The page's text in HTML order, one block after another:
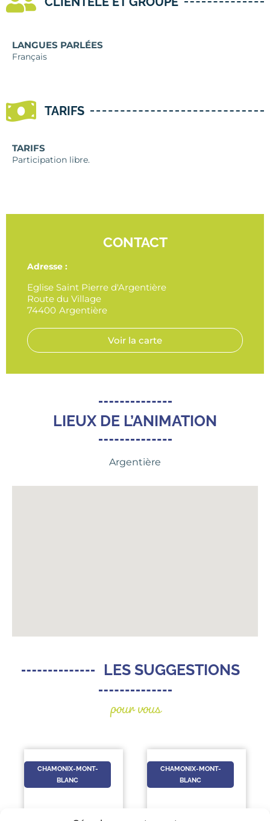
CONTACT
Adresse :
Eglise Saint Pierre d'Argentière
Route du Village
74400 Argentière
Voir la carte
LANGUES PARLÉES
Français
TARIFS
TARIFS
Participation libre.
LIEUX DE L’ANIMATION
Argentière
LES SUGGESTIONS
pour vous
CHAMONIX-MONT-
BLANC
CHAMONIX-MONT-
BLANC